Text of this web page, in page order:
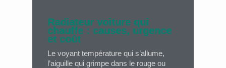
Radiateur voiture qui
chauffe : causes, urgence
et coût
Le voyant température qui s’allume,
l’aiguille qui grimpe dans le rouge ou